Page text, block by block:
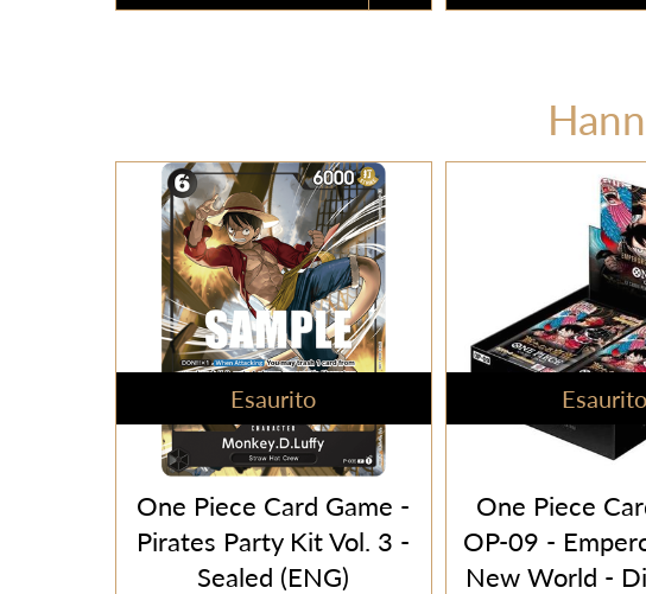
Esaurito
One Piece Card Game -
Pirates Party Kit Vol. 3 -
Sealed (ENG)
Esaurito
One Piece
OP-09 -
New World -